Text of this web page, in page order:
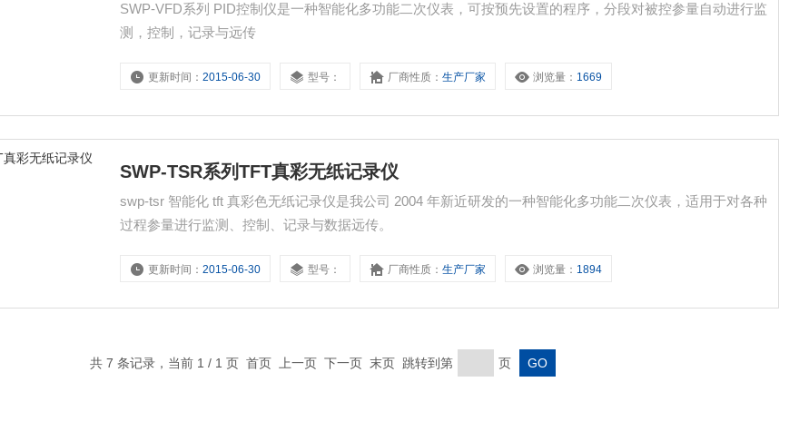
SWP-VFD系列 PID控制仪是一种智能化多功能二次仪表，可按预先设置的程序，分段对被控参量自动进行监
测，控制，记录与远传
更新时间：2015-06-30 型号： 厂商性质：生产厂家 浏览量： 1669
SWP-TSR系列TFT真彩无纸记录仪
swp-tsr 智能化 tft 真彩色无纸记录仪是我公司 2004 年新近研发的一种智能化多功能二次仪表，适用于对各种
过程参量进行监测、控制、记录与数据远传。
更新时间：2015-06-30 型号： 厂商性质：生产厂家 浏览量： 1894
共 7 条记录，当前 1 / 1 页 首页 上一页 下一页 末页 跳转到第 页